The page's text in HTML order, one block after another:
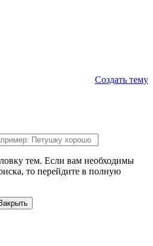
Создать тему
тем. Если вам необходимы
то перейдите в полную